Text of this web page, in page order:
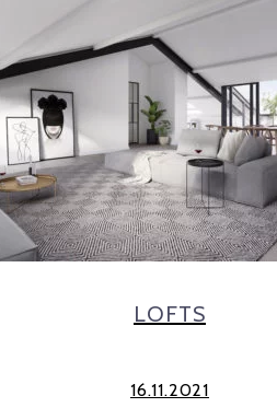
LOFTS
16.11.2021